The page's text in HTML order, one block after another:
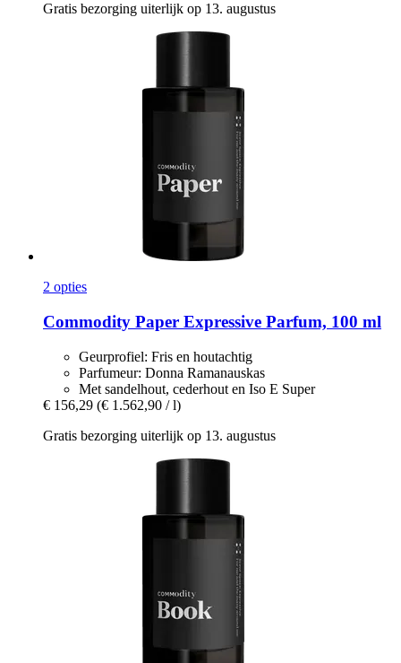
Gratis bezorging uiterlijk op 13. augustus
2 opties
Commodity Paper Expressive Parfum, 100 ml
Geurprofiel: Fris en houtachtig
Parfumeur: Donna Ramanauskas
Met sandelhout, cederhout en Iso E Super
€ 156,29 (€ 1.562,90 / l)
Gratis bezorging uiterlijk op 13. augustus